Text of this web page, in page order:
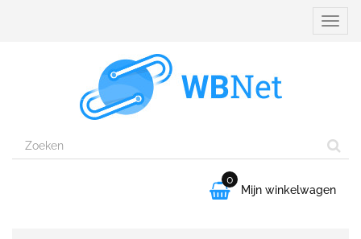

0
Mijn winkelwagen